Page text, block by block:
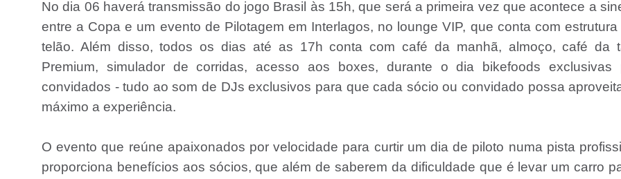
No dia 06 haverá transmissão do jogo Brasil às 15h, que será a primeira vez que acontece a
entre a Copa e um evento de Pilotagem em Interlagos, no lounge VIP, que conta com estrutura
telão. Além disso, todos os dias até as 17h conta com café da manhã, almoço, café da
Premium, simulador de corridas, acesso aos boxes, durante o dia bikefoods exclusivas
convidados - tudo ao som de DJs exclusivos para que cada sócio ou convidado possa
máximo a experiência.
O evento que reúne apaixonados por velocidade para curtir um dia de piloto numa pista
proporciona benefícios aos sócios, que além de saberem da dificuldade que é levar um carro